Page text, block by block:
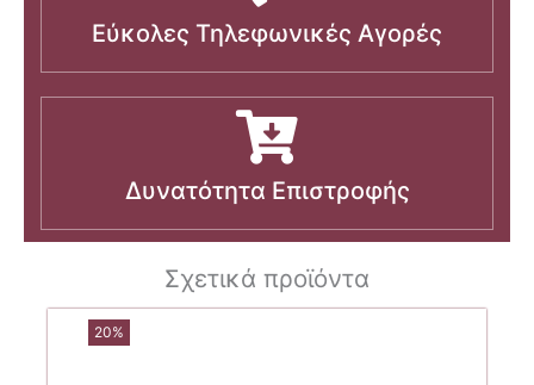
Εύκολες Τηλεφωνικές Αγορές
Δυνατότητα Επιστροφής
Σχετικά προϊόντα
20%